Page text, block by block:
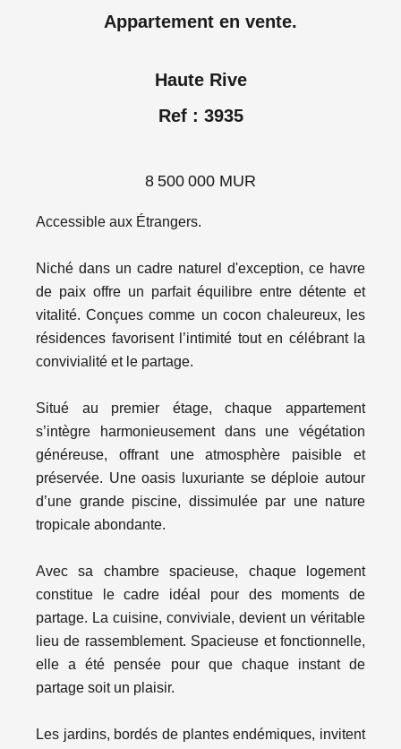
Appartement en vente.
Haute Rive
Ref : 3935
8 500 000 MUR
Accessible aux Étrangers.
Niché dans un cadre naturel d'exception, ce havre
de paix offre un parfait équilibre entre détente et
vitalité. Conçues comme un cocon chaleureux, les
résidences favorisent l’intimité tout en célébrant la
convivialité et le partage.
Situé au premier étage, chaque appartement
s’intègre harmonieusement dans une végétation
généreuse, offrant une atmosphère paisible et
préservée. Une oasis luxuriante se déploie autour
d’une grande piscine, dissimulée par une nature
tropicale abondante.
Avec sa chambre spacieuse, chaque logement
constitue le cadre idéal pour des moments de
partage. La cuisine, conviviale, devient un véritable
lieu de rassemblement. Spacieuse et fonctionnelle,
elle a été pensée pour que chaque instant de
partage soit un plaisir.
Les jardins, bordés de plantes endémiques, invitent